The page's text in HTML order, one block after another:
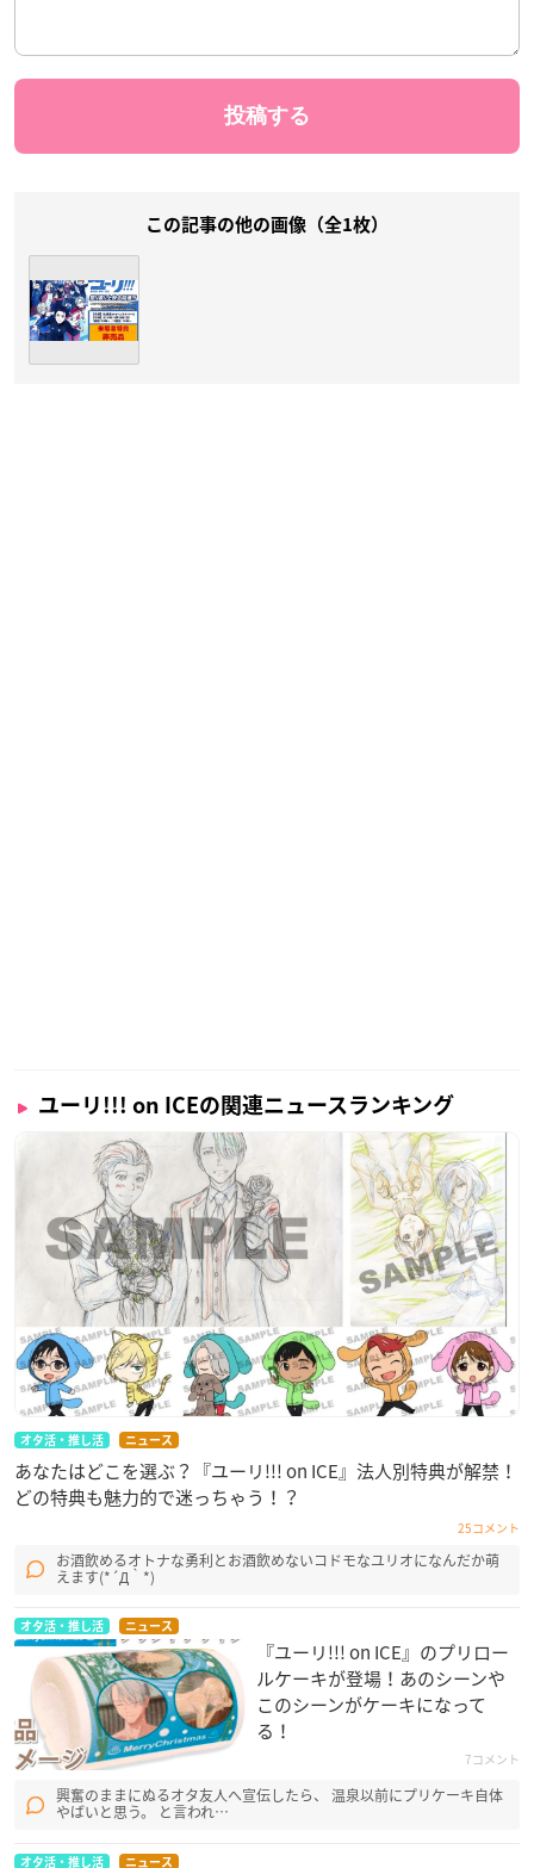
この記事の他の画像（全1枚）
ユーリ!!! on ICEの関連ニュースランキング
オタ活・推し活 ニュース
あなたはどこを選ぶ？『ユーリ!!! on ICE』法人別特典が解禁！
どの特典も魅力的で迷っちゃう！？
25コメント
お酒飲めるオトナな勇利とお酒飲めないコドモなユリオになんだか萌
えます(*´Д｀*)
オタ活・推し活 ニュース
『ユーリ!!! on ICE』のプリロー
ルケーキが登場！あのシーンや
このシーンがケーキになって
る！
7コメント
興奮のままにぬるオタ友人へ宣伝したら、 温泉以前にプリケーキ自体
やばいと思う。 と言われ…
オタ活・推し活 ニュース